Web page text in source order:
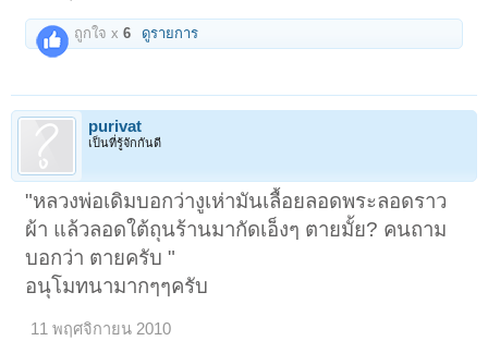
ถูกใจ x6 ดูรายการ
purivat
เป็นที่รู้จักกันดี
"หลวงพ่อเดิมบอกว่างูเห่ามันเลื้อยลอดพระลอดราว
ผ้า แล้วลอดใต้ถุนร้านมากัดเอ็งๆ ตายมั้ย? คนถาม
บอกว่า ตายครับ "
อนุโมทนามากๆๆครับ
11 พฤศจิกายน 2010